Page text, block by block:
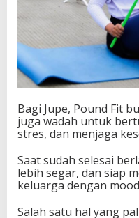
Bagi Jupe, Pound Fit
juga wadah untuk
stres, dan menjaga
Saat sudah selesai
lebih segar, dan siap
keluarga dengan
Salah satu hal yang